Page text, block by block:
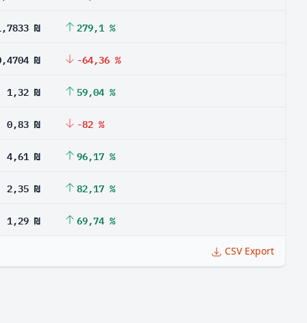
₪ 279,1 %
₪ -64,36 %
1,32 ₪ 59,04 %
0,83 ₪ -82 %
4,61 ₪ 96,17 %
2,35 ₪ 82,17 %
1,29 ₪ 69,74 %
CSV Export